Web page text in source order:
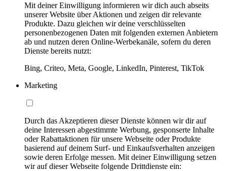
Mit deiner Einwilligung informieren wir dich auch abseits
unserer Website über Aktionen und zeigen dir relevante
Produkte. Dazu gleichen wir deine verschlüsselten
personenbezogenen Daten mit folgenden externen Anbietern
ab und nutzen deren Online-Werbekanäle, sofern du deren
Dienste bereits nutzt:
Bing, Criteo, Meta, Google, LinkedIn, Pinterest, TikTok
Marketing
Durch das Akzeptieren dieser Dienste können wir dir auf
deine Interessen abgestimmte Werbung, gesponserte Inhalte
oder Rabattaktionen für unsere Webseite oder Produkte
basierend auf deinem Surf- und Einkaufsverhalten anzeigen
sowie deren Erfolge messen. Mit deiner Einwilligung setzen
wir auf dieser Webseite folgende Drittdienste ein: